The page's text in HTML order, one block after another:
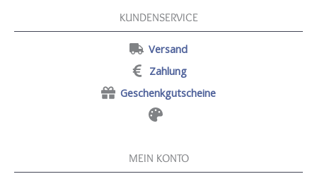
KUNDENSERVICE
Versand
Zahlung
Geschenkgutscheine
MEIN KONTO